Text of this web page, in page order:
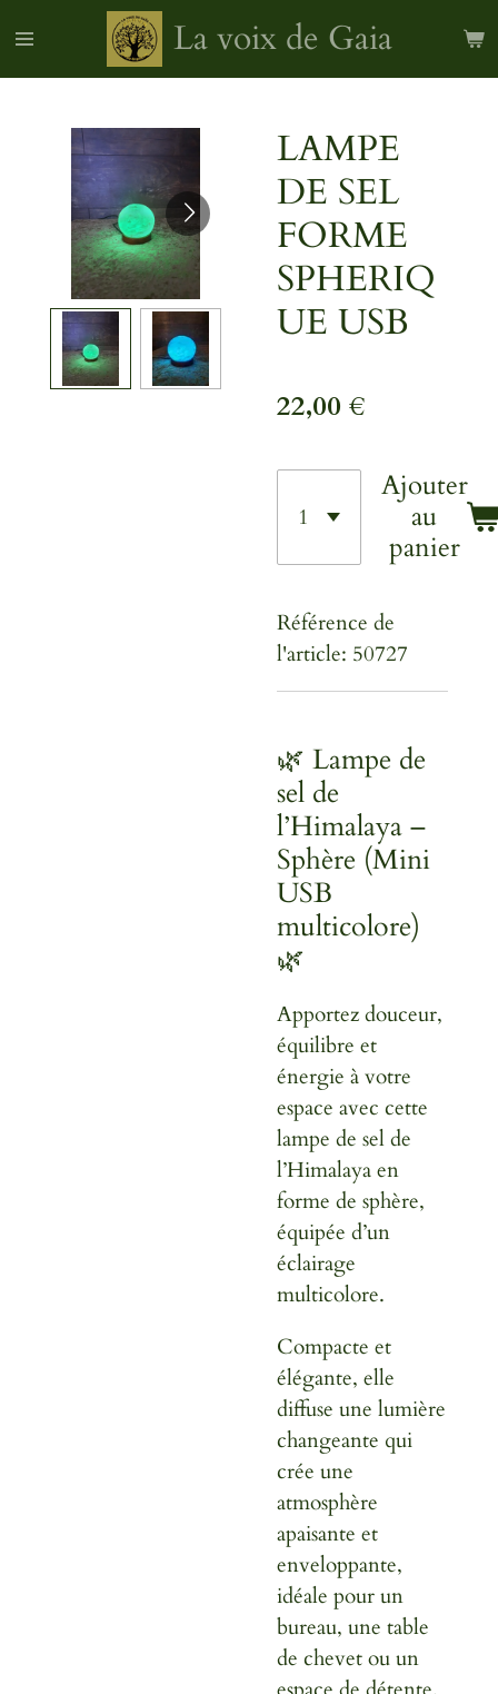
La voix de Gaia
LAMPE
DE SEL
FORME
SPHERIQ
UE USB
22,00 €
Ajouter
au
panier
Référence de
l'article: 50727
🌿 Lampe de
sel de
l’Himalaya –
Sphère (Mini
USB
multicolore)
🌿
Apportez douceur,
équilibre et
énergie à votre
espace avec cette
lampe de sel de
l’Himalaya en
forme de sphère,
équipée d’un
éclairage
multicolore.
Compacte et
élégante, elle
diffuse une lumière
changeante qui
crée une
atmosphère
apaisante et
enveloppante,
idéale pour un
bureau, une table
de chevet ou un